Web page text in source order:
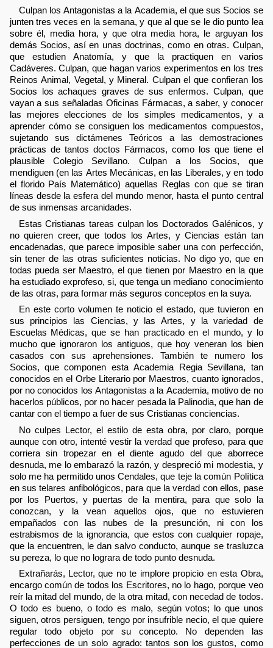
Culpan los Antagonistas a la Academia, el que sus Socios se
junten tres veces en la semana, y que al que se le dio punto lea
sobre él, media hora, y que otra media hora, le arguyan los
demás Socios, así en unas doctrinas, como en otras. Culpan,
que estudien Anatomía, y que la practiquen en varios
Cadáveres. Culpan, que hagan varios experimentos en los tres
Reinos Animal, Vegetal, y Mineral. Culpan el que confieran los
Socios los achaques graves de sus enfermos. Culpan, que
vayan a sus señaladas Oficinas Fármacas, a saber, y conocer
las mejores elecciones de los simples medicamentos, y a
aprender cómo se consiguen los medicamentos compuestos,
sujetando sus dictámenes Teóricos a las demostraciones
prácticas de tantos doctos Fármacos, como los que tiene el
plausible Colegio Sevillano. Culpan a los Socios, que
mendiguen (en las Artes Mecánicas, en las Liberales, y en todo
el florido País Matemático) aquellas Reglas con que se tiran
líneas desde la esfera del mundo menor, hasta el punto central
de sus inmensas arcanidades.
Estas Cristianas tareas culpan los Doctorados Galénicos, y
no quieren creer, que todos los Artes, y Ciencias están tan
encadenadas, que parece imposible saber una con perfección,
sin tener de las otras suficientes noticias. No digo yo, que en
todas pueda ser Maestro, el que tienen por Maestro en la que
ha estudiado exprofeso, si, que tenga un mediano conocimiento
de las otras, para formar más seguros conceptos en la suya.
En este corto volumen te noticio el estado, que tuvieron en
sus principios las Ciencias, y las Artes, y la variedad de
Escuelas Médicas, que se han practicado en el mundo, y lo
mucho que ignoraron los antiguos, que hoy veneran los bien
casados con sus aprehensiones. También te numero los
Socios, que componen esta Academia Regia Sevillana, tan
conocidos en el Orbe Literario por Maestros, cuanto ignorados,
por no conocidos los Antagonistas a la Academia, motivo de no
hacerlos públicos, por no hacer pesada la Palinodia, que han de
cantar con el tiempo a fuer de sus Cristianas conciencias.
No culpes Lector, el estilo de esta obra, por claro, porque
aunque con otro, intenté vestir la verdad que profeso, para que
corriera sin tropezar en el diente agudo del que aborrece
desnuda, me lo embarazó la razón, y despreció mi modestia, y
solo me ha permitido unos Cendales, que teje la común Política
en sus telares anfibológicos, para que la verdad con ellos, pase
por los Puertos, y puertas de la mentira, para que solo la
conozcan, y la vean aquellos ojos, que no estuvieren
empañados con las nubes de la presunción, ni con los
estrabismos de la ignorancia, que estos con cualquier ropaje,
que la encuentren, le dan salvo conducto, aunque se trasluzca
su pereza, lo que no lograra de todo punto desnuda.
Extrañarás, Lector, que no te implore propicio en esta Obra,
encargo común de todos los Escritores, no lo hago, porque veo
reír la mitad del mundo, de la otra mitad, con necedad de todos.
O todo es bueno, o todo es malo, según votos; lo que unos
siguen, otros persiguen, tengo por insufrible necio, el que quiere
regular todo objeto por su concepto. No dependen las
perfecciones de un solo agrado: tantos son los gustos, como